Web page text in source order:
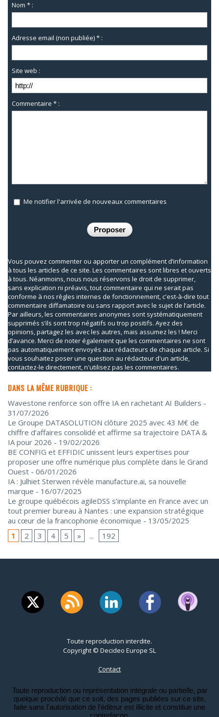
Nom * :
Adresse email (non publiée) * :
Site web :
Commentaire * :
Me notifier l'arrivée de nouveaux commentaires
Vous pouvez commenter ou apporter un complément d’information
à tous les articles de ce site. Les commentaires sont libres et ouverts
à tous. Néanmoins, nous nous réservons le droit de supprimer,
sans explication ni préavis, tout commentaire qui ne serait pas
conforme à nos règles internes de fonctionnement, c'est-à-dire tout
commentaire diffamatoire ou sans rapport avec le sujet de l’article.
Par ailleurs, les commentaires anonymes sont systématiquement
supprimés s’ils sont trop négatifs ou trop positifs. Ayez des
opinions, partagez les avec les autres, mais assumez les ! Merci
d’avance. Merci de noter également que les commentaires ne sont
pas automatiquement envoyés aux rédacteurs de chaque article. Si
vous souhaitez poser une question au rédacteur d'un article,
contactez-le directement, n'utilisez pas les commentaires.
DANS LA MÊME RUBRIQUE :
Wavestone renforce son offre IA en rachetant AI Builders -
31/07/2026
Le Groupe DATASOLUTION clôture 2025 avec 43 M€ de
chiffre d’affaires consolidé et affirme sa trajectoire DATA &
IA pour 2026 - 19/02/2026
BE CONFIG et EFFIDIC unissent leurs expertises pour
proposer une offre numérique plus complète dans le Grand
Ouest - 06/01/2026
IA : Julhiet Sterwen révèle manufacture.ai, sa nouvelle
marque - 16/07/2025
Le groupe québécois agileDSS s’implante en France avec un
tout premier bureau à Nantes : une expansion stratégique
au cœur de la francophonie économique - 13/05/2025
1
2 3 4 5 » ... 192
Toute reproduction interdite.
Copyright © Decideo Europe SL
Contact
Toute reproduction ou représentation intégrale ou partielle, par
quelque procédé que ce soit, des pages publiées sur ce site,
faite sans l'autorisation de l'éditeur est illicite et constitue une
contrefaçon.